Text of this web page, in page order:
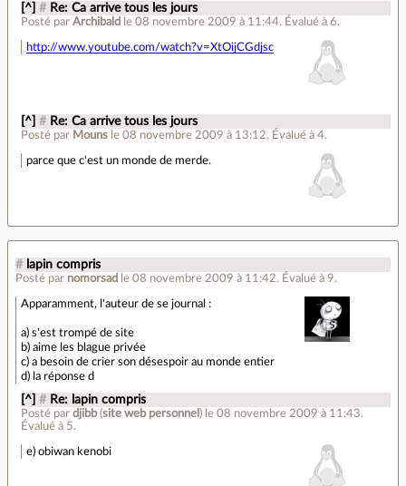
[^] # Re: Ca arrive tous les jours
Posté parArchibald le 08 novembre 2009 à 11:44. Évalué à6.
http://www.youtube.com/watch?v=XtOijCGdjsc
[^] # Re: Ca arrive tous les jours
Posté par Mouns le 08 novembre 2009 à 13:12. Évalué à4.
parce que c'est un monde de merde.
# lapin compris
Posté par nomorsad le 08 novembre 2009 à 11:42. Évalué à 9.
Apparamment, l'auteur de se journal :
a) s'est trompé de site
b) aime les blague privée
c) a besoin de crier son désespoir au monde entier
d) la réponse d
[^] # Re: lapin compris
Posté pardjibb(site web personnel ) le 08 novembre 2009 à 11:43.
Évalué à 5.
e) obiwan kenobi